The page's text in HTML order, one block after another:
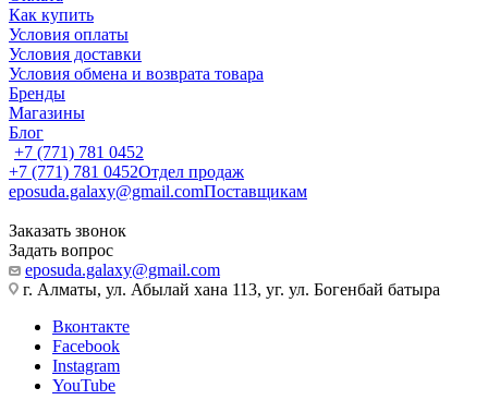
Как купить
Условия оплаты
Условия доставки
Условия обмена и возврата товара
Бренды
Магазины
Блог
+7 (771) 781 0452
+7 (771) 781 0452Отдел продаж
eposuda.galaxy@gmail.comПоставщикам
Заказать звонок
Задать вопрос
eposuda.galaxy@gmail.com
г. Алматы, ул. Абылай хана 113, уг. ул. Богенбай батыра
Вконтакте
Facebook
Instagram
YouTube